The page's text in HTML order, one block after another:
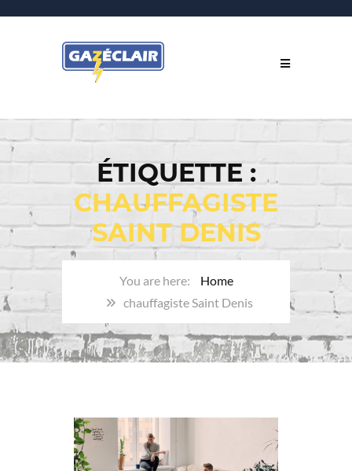
ÉTIQUETTE :
CHAUFFAGISTE
SAINT DENIS
Home
chauffagiste Saint Denis